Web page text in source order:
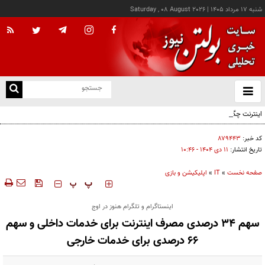
شنبه ۱۷ مرداد ۱۴۰۵ |
Saturday , 08 August 2026
باز
و
اینترنت چگونه مفهوم کودکی را دگرگون کرد؟
کد خبر: ۸۷۹۴۴۳
تاریخ انتشار: ۱۱ دی ۱۴۰۴ - ۱۰:۴۶
صفحه نخست »
IT
» اپلیکیشن و بازی
‍‍‍ پ پ
اینستاگرام و تلگرام هنوز در اوج
سهم ۳۴ درصدی مصرف اینترنت برای خدمات داخلی و سهم
۶۶ درصدی برای خدمات خارجی